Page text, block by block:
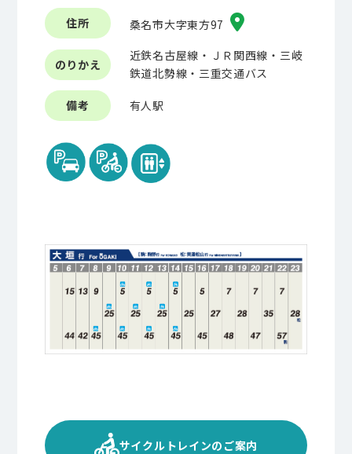
住所 桑名市大字東方97
のりかえ
近鉄名古屋線・ＪＲ関西線・三岐
鉄道北勢線・三重交通バス
備考 有人駅
サイクルトレインのご案内